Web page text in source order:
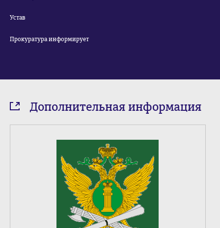
Устав
Прокуратура информирует
Дополнительная информация